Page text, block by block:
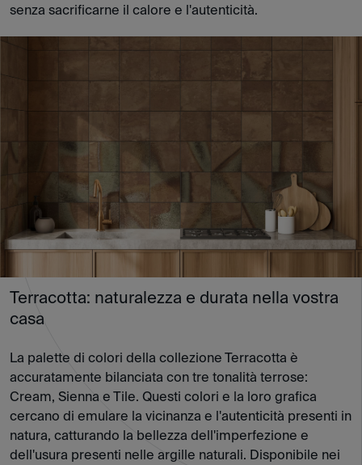
senza sacrificarne il calore e l'autenticità.
Terracotta: naturalezza e durata nella vostra
casa
La palette di colori della collezione Terracotta è
accuratamente bilanciata con tre tonalità terrose:
Cream, Sienna e Tile. Questi colori e la loro grafica
cercano di emulare la vicinanza e l'autenticità presenti in
natura, catturando la bellezza dell'imperfezione e
dell'usura presenti nelle argille naturali. Disponibile nei